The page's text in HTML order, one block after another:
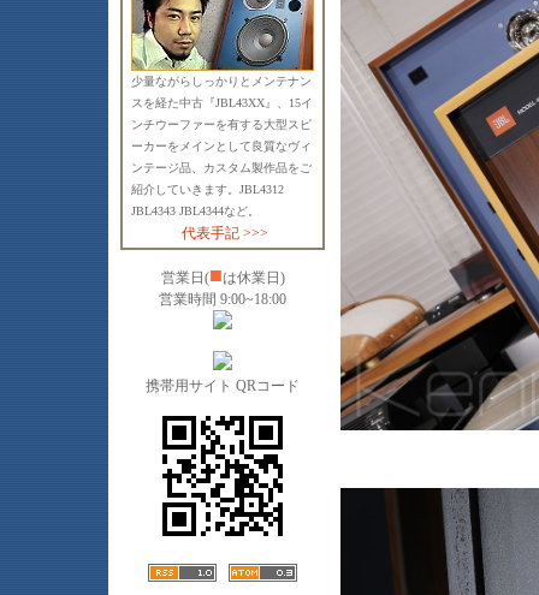
少量ながらしっかりとメンテナン
スを経た中古『JBL43XX』、15イ
ンチウーファーを有する大型スピ
ーカーをメインとして良質なヴィ
ンテージ品、カスタム製作品をご
紹介していきます。JBL4312
JBL4343 JBL4344など。
代表手記 >>>
営業日(■は休業日)
営業時間 9:00~18:00
携帯用サイト QRコード